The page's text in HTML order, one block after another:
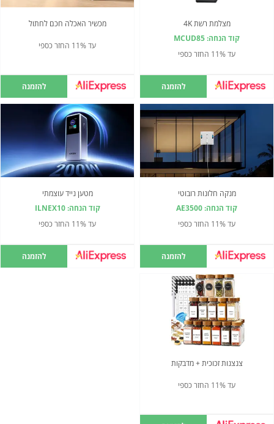
מצלמת רשת 4K
קוד הנחה: MCUD85
עד 11% החזר כספי
להזמנה
מכשיר האכלה חכם לחתול
עד 11% החזר כספי
להזמנה
מנקה חלונות רובוטי
קוד הנחה: AE3500
עד 11% החזר כספי
להזמנה
מטען נייד עוצמתי
קוד הנחה: ILNEX10
עד 11% החזר כספי
להזמנה
צנצנות זכוכית + מדבקות
עד 11% החזר כספי